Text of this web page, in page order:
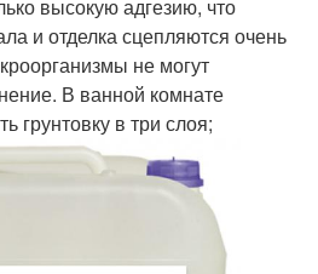
высокую адгезию, что
и отделка сцепляются очень
не могут
В ванной комнате
грунтовку в три слоя;